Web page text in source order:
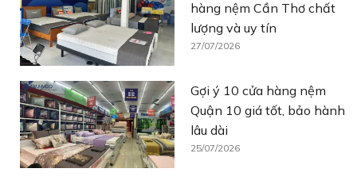
hàng nệm Cần Thơ chất
lượng và uy tín
27/07/2026
Gợi ý 10 cửa hàng nệm
Quận 10 giá tốt, bảo hành
lâu dài
25/07/2026